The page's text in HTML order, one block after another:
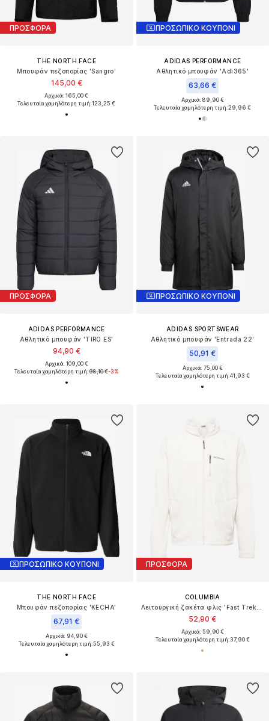
ΠΡΟΣΦΟΡΑ
THE NORTH FACE
Μπουφάν πεζοπορίας 'Sangro'
145,00 €
Αρχικά: 165,00 €
Τελευταία χαμηλότερη τιμή:123,25 €
ΠΡΟΣΩΠΙΚΟ ΚΟΥΠΟΝΙ
ADIDAS PERFORMANCE
Αθλητικό μπουφάν 'Adi365'
63,66 €
Αρχικά: 89,90 €
Τελευταία χαμηλότερη τιμή:29,96 €
ΠΡΟΣΦΟΡΑ
ADIDAS PERFORMANCE
Αθλητικό μπουφάν 'TIRO ES'
94,90 €
Αρχικά: 109,00 €
Τελευταία χαμηλότερη τιμή:98,10 €-3%
ΠΡΟΣΩΠΙΚΟ ΚΟΥΠΟΝΙ
ADIDAS SPORTSWEAR
Αθλητικό μπουφάν 'Entrada 22'
50,91 €
Αρχικά: 75,00 €
Τελευταία χαμηλότερη τιμή:41,93 €
ΠΡΟΣΩΠΙΚΟ ΚΟΥΠΟΝΙ
THE NORTH FACE
Μπουφάν πεζοπορίας 'KECHA'
67,91 €
Αρχικά: 94,90 €
Τελευταία χαμηλότερη τιμή:55,93 €
ΠΡΟΣΦΟΡΑ
COLUMBIA
52,90 €
Αρχικά: 59,90 €
Τελευταία χαμηλότερη τιμή:37,90 €